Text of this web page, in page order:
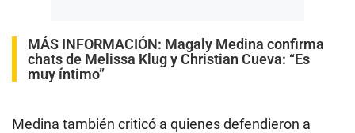
MÁS INFORMACIÓN: Magaly Medina confirma
chats de Melissa Klug y Christian Cueva: “Es
muy íntimo”
Medina también criticó a quienes defendieron a